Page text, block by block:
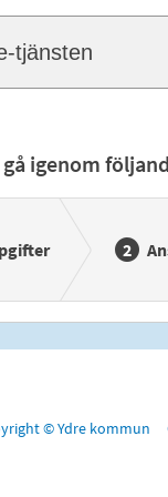
tjänsten
igenom
© Ydre kommun